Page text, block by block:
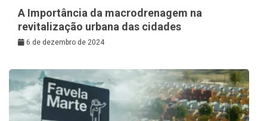
A Importância da macrodrenagem na
revitalização urbana das cidades
6 de dezembro de 2024